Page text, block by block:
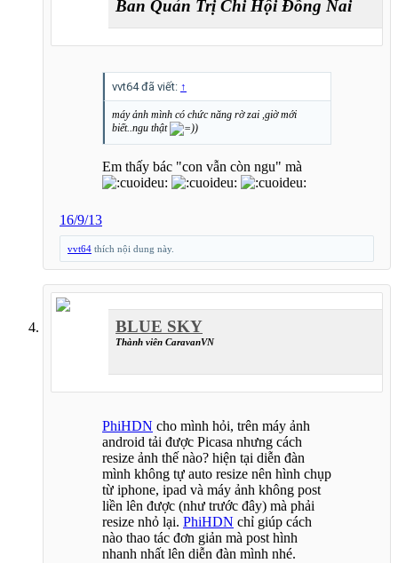
Ban Quản Trị Chi Hội Đồng Nai
vvt64 đã viết: ↑
máy ảnh mình có chức năng rờ zai ,giờ mới
biết..ngu thật
Em thấy bác "con vẫn còn ngu" mà
16/9/13
vvt64 thích nội dung này.
BLUE SKY
Thành viên CaravanVN
PhiHDN cho mình hỏi, trên máy ảnh
android tải được Picasa nhưng cách
resize ảnh thế nào? hiện tại diễn đàn
mình không tự auto resize nên hình chụp
từ iphone, ipad và máy ảnh không post
liền lên được (như trước đây) mà phải
resize nhỏ lại. PhiHDN chỉ giúp cách
nào thao tác đơn giản mà post hình
nhanh nhất lên diễn đàn mình nhé.